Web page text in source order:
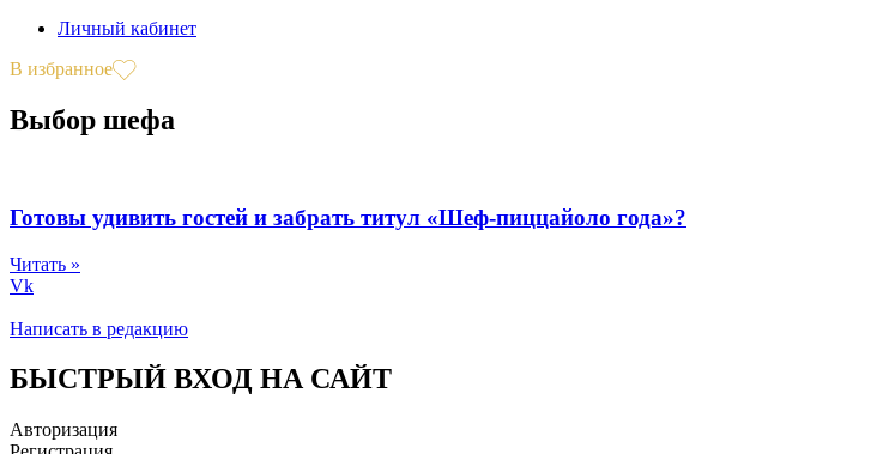
Личный кабинет
В избранное
Выбор шефа
Готовы удивить гостей и забрать титул «Шеф-пиццайоло года»?
Читать »
Vk
Написать в редакцию
БЫСТРЫЙ ВХОД НА САЙТ
Авторизация